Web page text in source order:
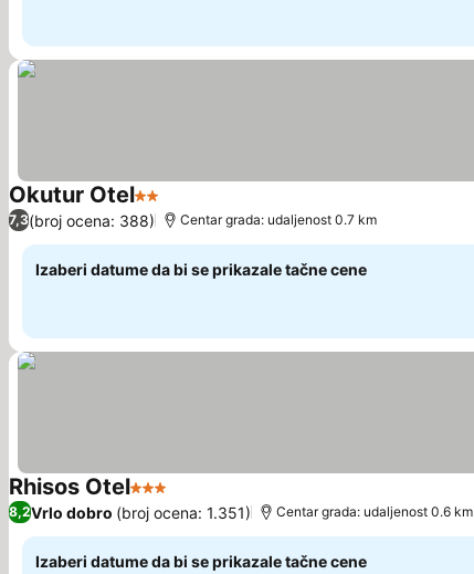
Okutur Otel2 Zvezdice
Pogledaj cene
7,3(broj ocena: 388) Centar grada: udaljenost 0.7 km
Izaberi datume da bi se prikazale tačne cene
Rhisos Otel3 ZvezdicePogledaj cene
8,2Vrlo dobro (broj ocena: 1.351) Centar grada: udaljenost 0.6 km
Izaberi datume da bi se prikazale tačne cene